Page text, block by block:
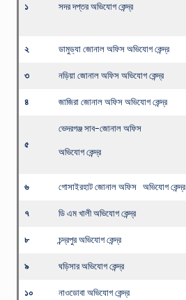
১ সদর দপ্তর অভিযোগ কেন্দ্র
২ ডামুড্যা জোনাল অফিস অভিযোগ কেন্দ্র
৩ নড়িয়া জোনাল অফিস অভিযোগ কেন্দ্র
৪ জাজিরা জোনাল অফিস অভিযোগ কেন্দ্র
৫
ভেদরগঞ্জ সাব-জোনাল অফিস
অভিযোগ কেন্দ্র
৬ গোসাইরহাট জোনাল অফিস অভিযোগ কেন্দ্র
৭ ডি এম খালী অভিযোগ কেন্দ্র
৮ চন্দ্রপুর অভিযোগ কেন্দ্র
৯ ঘড়িসার অভিযোগ কেন্দ্র
১০ নাওডোবা অভিযোগ কেন্দ্র